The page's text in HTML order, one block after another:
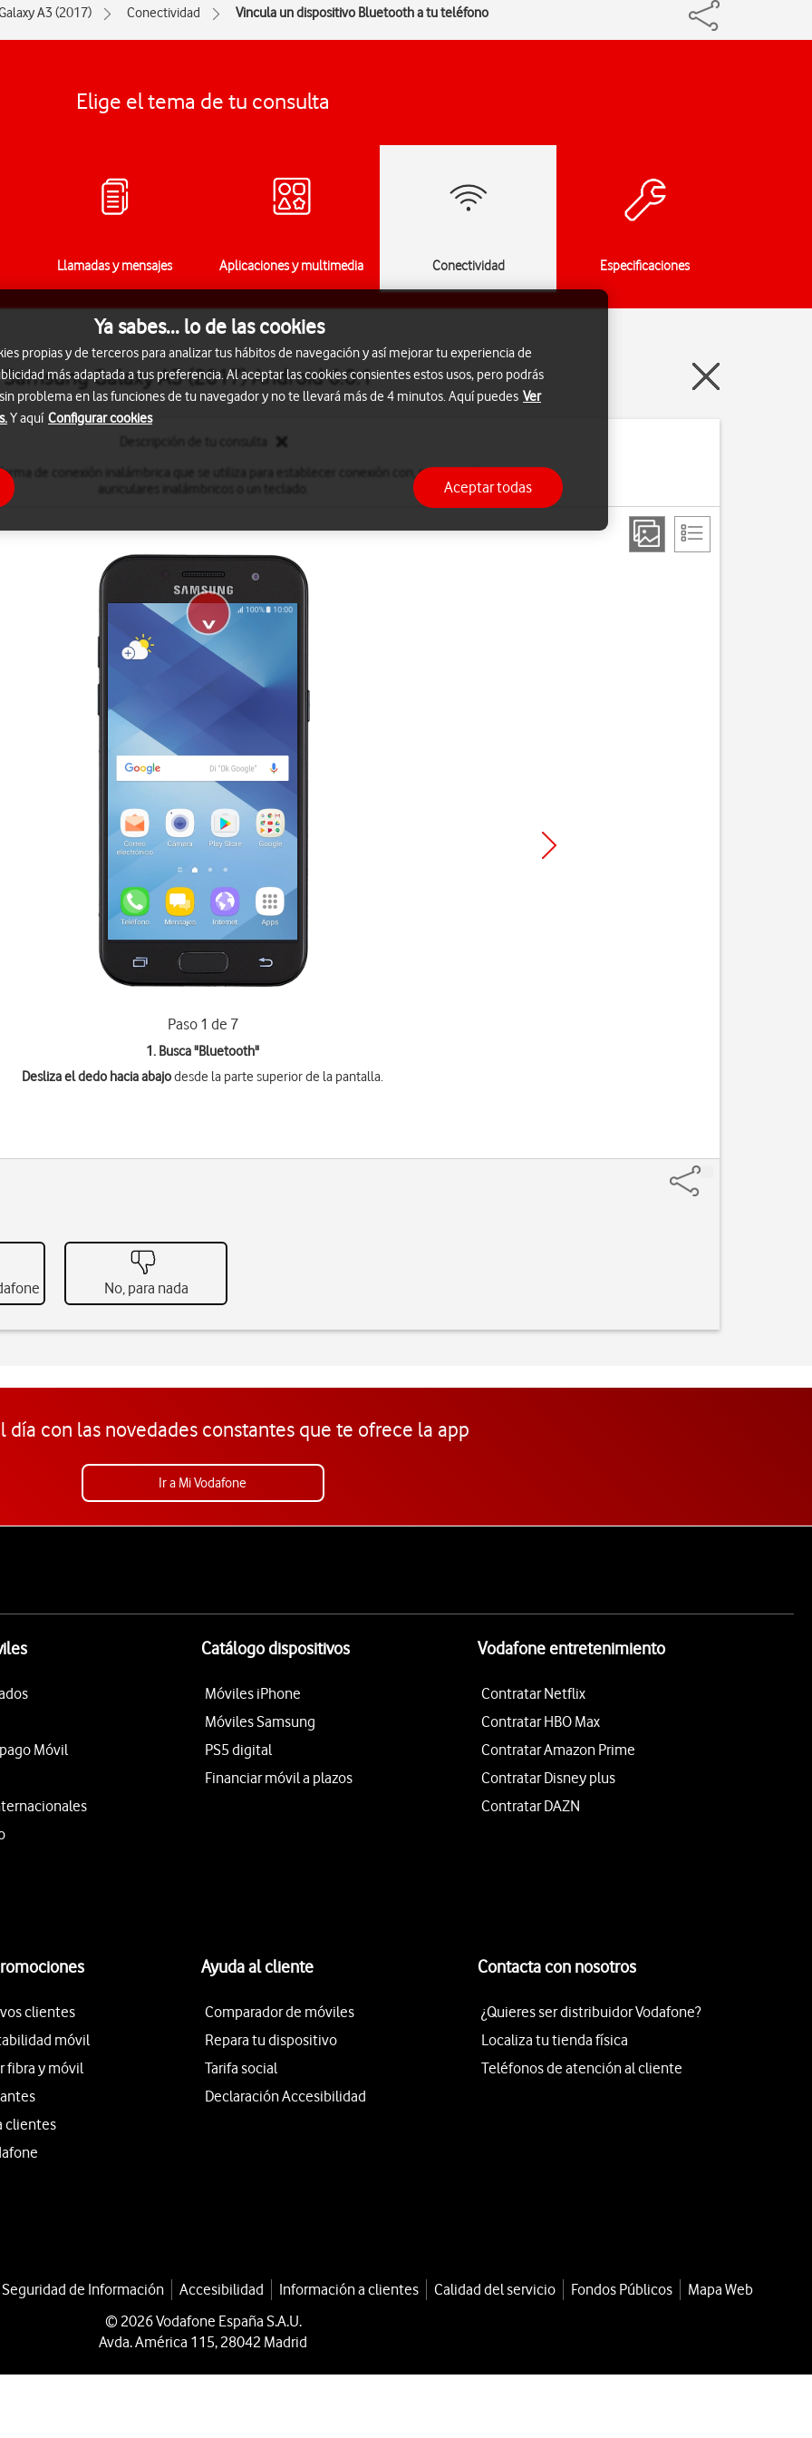
A3 (2017) Conectividad Vincula un dispositivo Bluetooth a tu teléfono
Elige el tema de tu consulta
Llamadas y mensajes Aplicaciones y multimedia Conectividad Especificaciones
Galaxy A3 (2017) Android 6.0.1
de conexión inalámbrica que se utiliza para establecer conexión con, por ejemplo, unos
Paso 1 de 7
1. Busca "Bluetooth"
Desliza el dedo hacia abajodesde la parte superior de la pantalla.
No, para nada
día con las novedades constantes que te ofrece la app
Ir a Mi Vodafone
Móvil
Catálogo dispositivos
Móviles iPhone
Móviles Samsung
PS5 digital
Financiar móvil a plazos
Vodafone entretenimiento
Contratar Netflix
Contratar HBO Max
Contratar Amazon Prime
Contratar Disney plus
Contratar DAZN
clientes
móvil
fibra y móvil
clientes
Ayuda al cliente
Comparador de móviles
Repara tu dispositivo
Tarifa social
Declaración Accesibilidad
Contacta con nosotros
¿Quieres ser distribuidor Vodafone?
Localiza tu tienda física
Teléfonos de atención al cliente
de Información Accesibilidad Información a clientes Calidad del servicio Fondos Públicos
Mapa Web
© 2026 Vodafone España S.A.U.
Avda. América 115, 28042 Madrid
Ya sabes... lo de las cookies
propias y de terceros para analizar tus hábitos de navegación y así mejorar tu experiencia de
más adaptada a tus preferencia. Al aceptar las cookies consientes estos usos, pero podrás
problema en las funciones de tu navegador y no te llevará más de 4 minutos. Aquí puedes Ver
Y aquí Configurar cookies
Aceptar todas